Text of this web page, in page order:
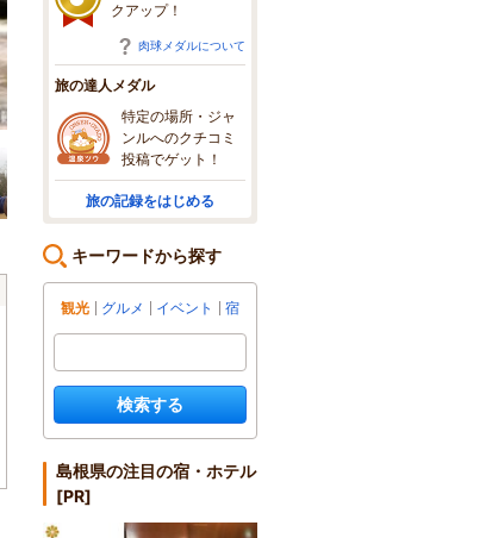
クアップ！
肉球メダルについて
旅の達人メダル
特定の場所・ジャ
ンルへのクチコミ
投稿でゲット！
旅の記録をはじめる
キーワードから探す
観光 グルメ イベント 宿
検索する
島根県の注目の宿・ホテル
[PR]